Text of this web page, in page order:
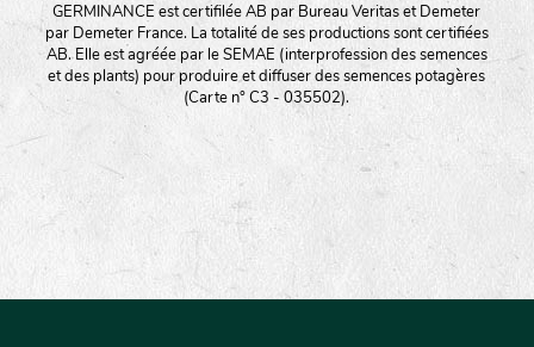
GERMINANCE est certifilée AB par Bureau Veritas et Demeter
par Demeter France. La totalité de ses productions sont certifiées
AB. Elle est agréée par le SEMAE (interprofession des semences
et des plants) pour produire et diffuser des semences potagères
(Carte n° C3 - 035502).